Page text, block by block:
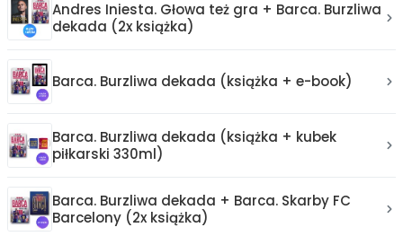
Andres Iniesta. Głowa też gra + Barca. Burzliwa
dekada (2x książka)
Barca. Burzliwa dekada (książka + e-book)
Barca. Burzliwa dekada (książka + kubek
piłkarski 330ml)
Barca. Burzliwa dekada + Barca. Skarby FC
Barcelony (2x książka)